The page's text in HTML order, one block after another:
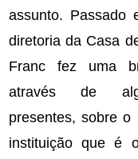
assunto. Passado
diretoria da Casa
Franc fez uma
através de
presentes, sobre o
instituição que é